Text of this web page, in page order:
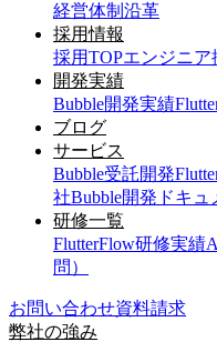
経営体制 沿革
採用情報
採用TOPエンジニア
開発実績
Bubble開発実績
ブログ
サービス
Bubble受託開発
社Bubble開発ドキュ
研修一覧
FlutterFlow研修実績
問）
お問い合わせ資料請求
弊社の強み